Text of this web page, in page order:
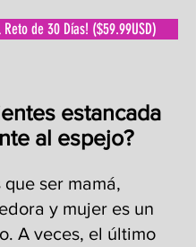
Reto de 30 Días! ($59.99USD)
estancada
al espejo?
que ser mamá,
y mujer es un
A veces, el último